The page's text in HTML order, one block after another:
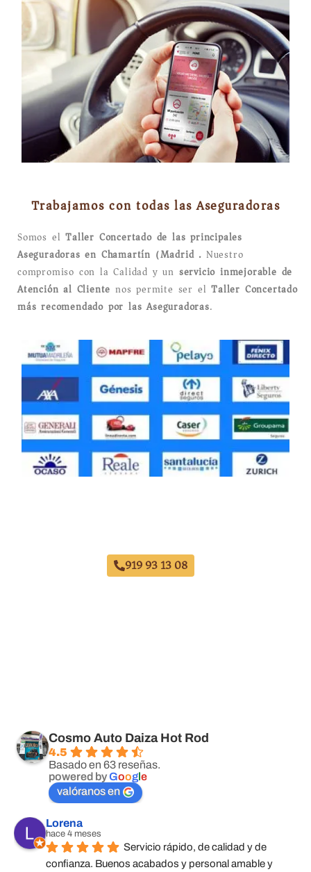
Trabajamos con todas las Aseguradoras
Somos elTaller Concertado de las principales
Aseguradoras en Chamartín (Madrid). Nuestro
compromiso con la Calidad y un servicio inmejorable de
Atención al Clientenos permite ser elTaller Concertado
más recomendado por las Aseguradoras.
919 93 13 08
Cosmo Auto Daiza Hot Rod
4.5
Basado en 63 reseñas.
powered byGoogle
valóranos en
Lorena
hace 4 meses
Servicio rápido, de calidad y de
confianza. Buenos acabados y personal amable y